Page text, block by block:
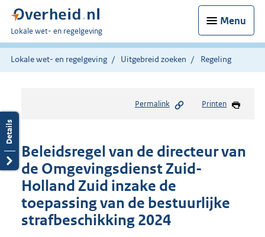
Menu
U
bent
hier:
Lokale wet- en regelgeving
Lokale wet- en regelgeving Uitgebreid zoeken Regeling
Permalink Printen
Beleidsregel van de directeur van
de Omgevingsdienst Zuid-
Holland Zuid inzake de
toepassing van de bestuurlijke
strafbeschikking 2024